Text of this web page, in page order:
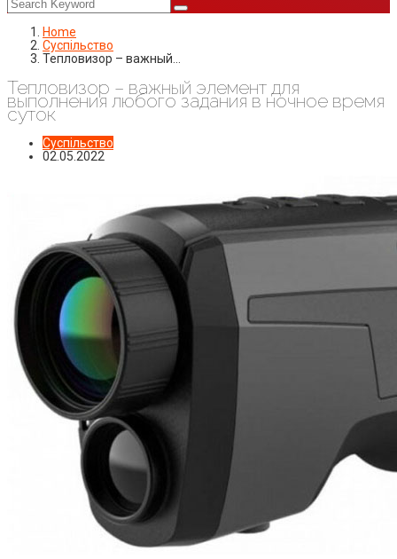
Home
Суспільство
Тепловизор – важный…
Тепловизор – важный элемент для
выполнения любого задания в ночное время
суток
Суспільство
02.05.2022